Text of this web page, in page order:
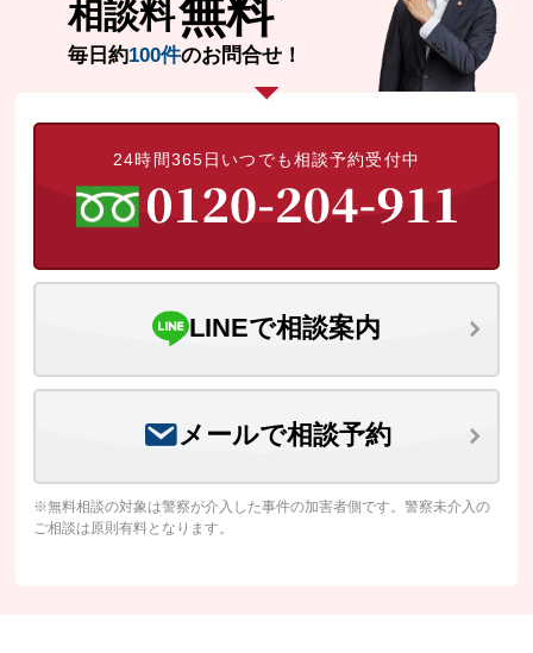
相談料無料
毎日約100件のお問合せ！
24時間365日いつでも相談予約受付中
LINEで相談案内
メールで相談予約
※無料相談の対象は警察が介入した事件の加害者側です。警察未介入の
ご相談は原則有料となります。